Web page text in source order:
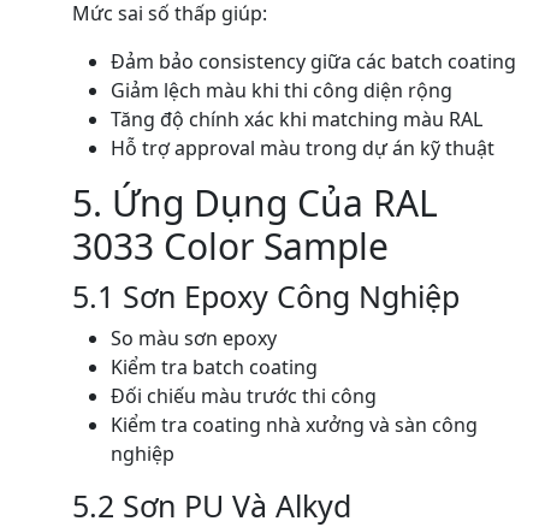
Mức sai số thấp giúp:
Đảm bảo consistency giữa các batch coating
Giảm lệch màu khi thi công diện rộng
Tăng độ chính xác khi matching màu RAL
Hỗ trợ approval màu trong dự án kỹ thuật
5. Ứng Dụng Của RAL
3033 Color Sample
5.1 Sơn Epoxy Công Nghiệp
So màu sơn epoxy
Kiểm tra batch coating
Đối chiếu màu trước thi công
Kiểm tra coating nhà xưởng và sàn công
nghiệp
5.2 Sơn PU Và Alkyd